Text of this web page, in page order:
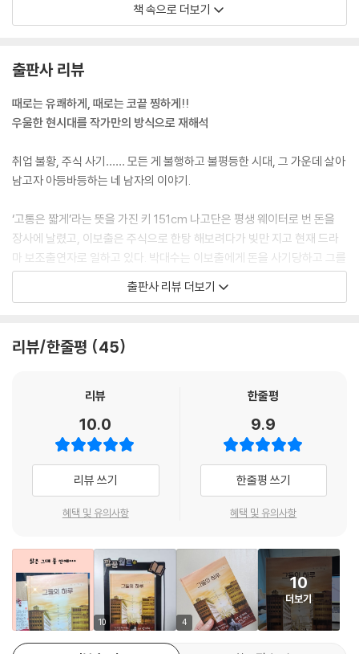
나는 달린다. 달리고 또 달린다. 거친 갈대가 얼굴을 때려도, 진흙이 양발을
---「이보출 씨의 하루」 중에서
그 누구에게 아무것도 준 적이 없는 내가, 알지 못하는 그 누군가를 향해 딸
로는 별로 부끄러움을 못 느끼며 살았는데, 아버지 박대수로는 무지하게
부끄러웠다.
누구나 가족이 있고, 삶이라는 걸 살고, 각자의 삶 속에 사정이라는 굴레가
틀처럼 박혀 있었다. 그게 사람의 어깨를 굽어들게도 만들고, 둥글게 말아
버리기도 하고, 축 처지게 만들었다가, 으쓱하게 만들기도 하는 듯했다. 재
수 없어 보이는 그에게도 ‘가족’이 있고, ‘사정’이 있다는 걸 새삼 깨닫게 된
순간이었다. 이 세상을 사는 사람이라면 누구에게나 찐빵 속 앙꼬처럼, 피
버지가 말하던 공감이라는 게? 다른 사람의 아픔을 알아챈다는 게?
책 속으로 더보기
출판사 리뷰
때로는 유쾌하게, 때로는 코끝 찡하게!!
우울한 현시대를 작가만의 방식으로 재해석
취업 불황, 주식 사기…… 모든 게 불행하고 불평등한 시대, 그 가운데 살아
남고자 아등바등하는 네 남자의 이야기.
‘고통은 짧게’라는 뜻을 가진 키 151cm 나고단은 평생 웨이터로 번 돈을
장사에 날렸고, 이보출은 주식으로 한탕 해보려다가 빚만 지고 현재 드라
마 보조출연자로 일하고 있다. 박대수는 이보출에게 돈을 사기당하고 그를
쫓고 있다. 마지막으로 정유일은 세상에 등 돌려버린 은둔자이다.
아픔을, 괴로움을, 그리고 사랑을 느낄 수 있다.
현실이 괴롭다면, 그래서 마음을 위로해 줄 누군가가 필요하다면 꼭 읽어
짧다면 짧고 길다면 긴 ‘하루’
당신에게 하루의 의미는 무엇인가요?
하루는 모든 사람에게 평등하게 주어지지만, 그 하루를 사는 사람들의 방
‘하루’는 이 소설에 나오는 네 남자에게도 똑같이 적용된다. 하지만 평소의
하루와 다른 건, 그들에게 오늘 하루는 인생 최대의 결전 날이며, 삶에서 중
대한 무언가를 선택해야 하는 날이란 것이다. 소설 속 나고단은 엉망이 된
인생을 비관하고, 이보출은 생계를 위해 몸을 다칠 수도 있는 선택을 하며,
박대수는 돈을 떼먹고 튄 남자를 잡기 위해 그의 아들을 인질로 잡는 선택
출판사 리뷰 더보기
리뷰/한줄평 45
리뷰
10.0
리뷰 쓰기
혜택 및 유의사항
한줄평
9.9
한줄평 쓰기
혜택 및 유의사항
10 4
10
더보기